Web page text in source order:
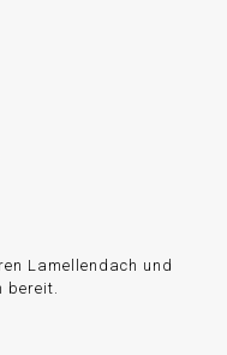
Lamellendach und
bereit.